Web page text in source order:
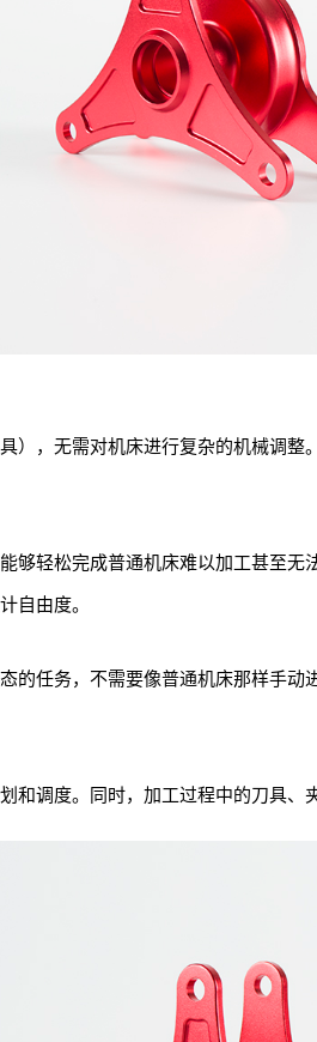
），无需对机床进行复杂的机械调
够轻松完成普通机床难以加工甚至
自由度。
的任务，不需要像普通机床那样手
和调度。同时，加工过程中的刀具、